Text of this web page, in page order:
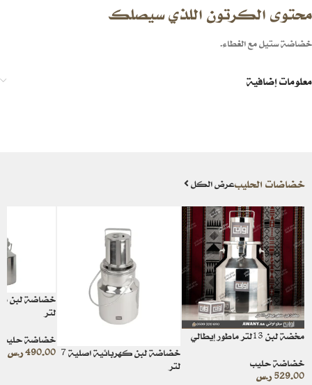
محتوى الكرتون اللذي سيصلك
خضاضة ستيل مع الغطاء.
معلومات إضافية
خضاضات الحليبعرض الكل
مخضة لبن 13لتر ماطور إيطالي
خضاضة حليب
529.00ر.س
خضاضة لبن كهربائية اصلية 7
لتر
لتر
خضاضة حليب
490.00ر.س